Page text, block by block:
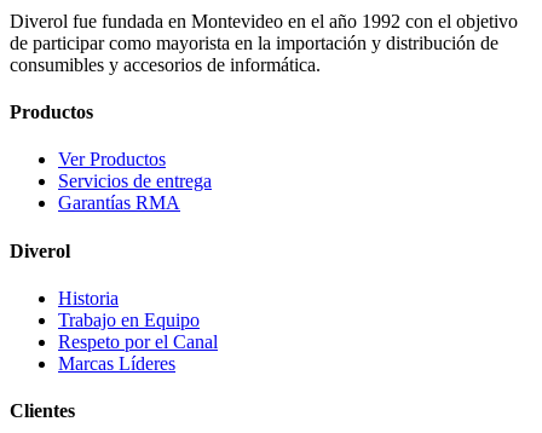
Diverol fue fundada en Montevideo en el año 1992 con el objetivo
de participar como mayorista en la importación y distribución de
consumibles y accesorios de informática.
Productos
Ver Productos
Servicios de entrega
Garantías RMA
Diverol
Historia
Trabajo en Equipo
Respeto por el Canal
Marcas Líderes
Clientes